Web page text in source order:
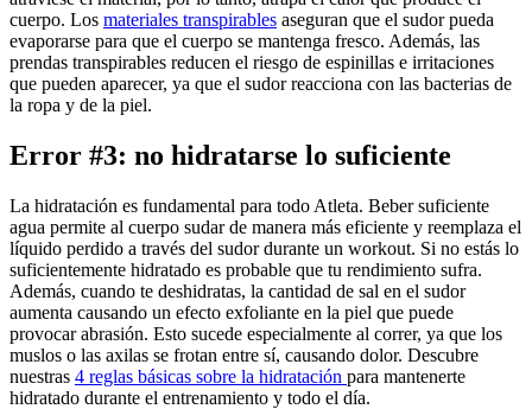
cuerpo. Los materiales transpirables aseguran que el sudor pueda
evaporarse para que el cuerpo se mantenga fresco. Además, las
prendas transpirables reducen el riesgo de espinillas e irritaciones
que pueden aparecer, ya que el sudor reacciona con las bacterias de
la ropa y de la piel.
Error #3: no hidratarse lo suficiente
La hidratación es fundamental para todo Atleta. Beber suficiente
agua permite al cuerpo sudar de manera más eficiente y reemplaza el
líquido perdido a través del sudor durante un workout. Si no estás lo
suficientemente hidratado es probable que tu rendimiento sufra.
Además, cuando te deshidratas, la cantidad de sal en el sudor
aumenta causando un efecto exfoliante en la piel que puede
provocar abrasión. Esto sucede especialmente al correr, ya que los
muslos o las axilas se frotan entre sí, causando dolor. Descubre
nuestras 4 reglas básicas sobre la hidratación para mantenerte
hidratado durante el entrenamiento y todo el día.